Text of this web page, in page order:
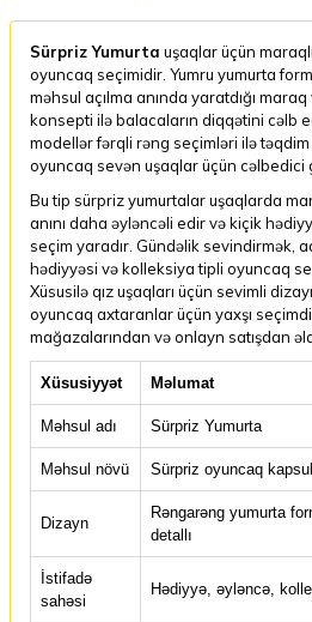
Sürpriz Yumurta uşaqlar üçün
oyuncaq seçimidir. Yumru yumurta
məhsul açılma anında yaratdığı
konsepti ilə balacaların diqqətini cəlb
modellər fərqli rəng seçimləri ilə
oyuncaq sevən uşaqlar üçün cəlbedici
Bu tip sürpriz yumurtalar uşaqlarda
anını daha əyləncəli edir və kiçik
seçim yaradır. Gündəlik sevindirmək,
hədiyyəsi və kolleksiya tipli oyuncaq
Xüsusilə qız uşaqları üçün sevimli
oyuncaq axtaranlar üçün yaxşı
mağazalarından və onlayn satışdan
Xüsusiyyət Məlumat
Məhsul adı Sürpriz Yumurta
Məhsul növü Sürpriz oyuncaq
Dizayn
Rəngarəng yumurta
detallı
İstifadə
sahəsi
Hədiyyə, əyləncə,